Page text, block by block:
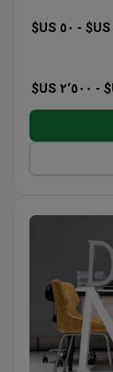
٥٠ US$
٢٬٥٠٠ US$